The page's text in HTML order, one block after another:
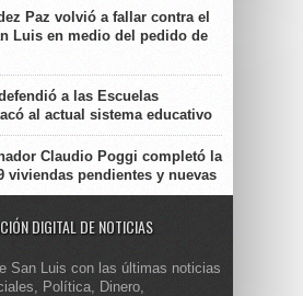
Paz volvió a fallar contra el
Luis en medio del pedido de
a las Escuelas
al actual sistema educativo
Claudio Poggi completó la
viviendas pendientes y nuevas
DIGITAL DE NOTICIAS
San Luis con las últimas noticias
Política, Dinero,